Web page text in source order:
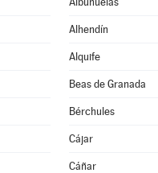
Alhendín
Alquife
Beas de Granada
Bérchules
Cájar
Cáñar